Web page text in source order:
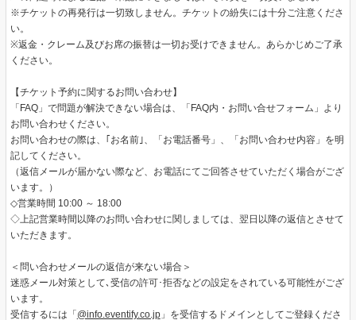
※チケットの再発行は一切致しません。チケットの紛失には十分ご注意くださ
い。
※返金・クレーム及びお席の振替は一切お受けできません。あらかじめご了承
ください。
【チケット予約に関するお問い合わせ】
「FAQ」で問題が解決できない場合は、「FAQ内・お問い合せフォーム」より
お問い合わせください。
お問い合わせの際は、｢お名前｣、「お電話番号」、「お問い合わせ内容」を明
記してください。
（返信メールが届かない際など、お電話にてご回答させていただく場合がござ
います。）
◇営業時間 10:00 ～ 18:00
◇上記営業時間以降のお問い合わせに関しましては、翌日以降の返信とさせて
いただきます。
＜問い合わせメールの返信が来ない場合＞
迷惑メール対策として､受信の許可･拒否などの設定をされている可能性がござ
います。
受信するには「 @info.eventify.co.jp」を受信するドメインとしてご登録くださ